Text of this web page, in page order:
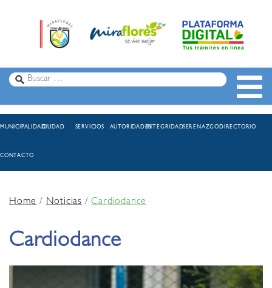
MUNICIPALIDADCIUDAD SERVICIOS AUTORIDADESINTEGRIDADSERENAZGODIRECTORIO
CONTACTO
Home/Noticias /Cardiodance
Cardiodance